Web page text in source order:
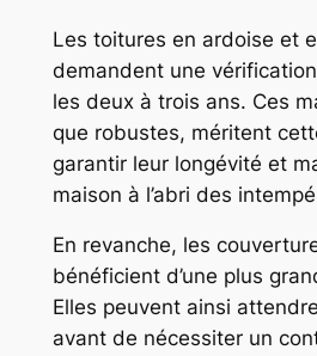
Les toitures en ardoise et
demandent une
les deux à trois ans. Ces
que robustes, méritent
garantir leur longévité et
maison à l’abri des
En revanche, les
bénéficient d’une plus
Elles peuvent ainsi
avant de nécessiter un